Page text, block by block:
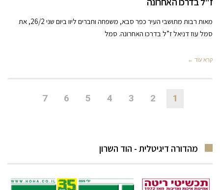
מאות רבות מתושבי העיר כפר סבא, משפחה וחברים ליוו ביום שני 26/2, את
סמל עוז דניאל ז”ל בדרכו האחרונה. סמל
קרא עוד ←
1
2
3
4
5
6
7
מהדורה דיגיטלית - הוד השרון